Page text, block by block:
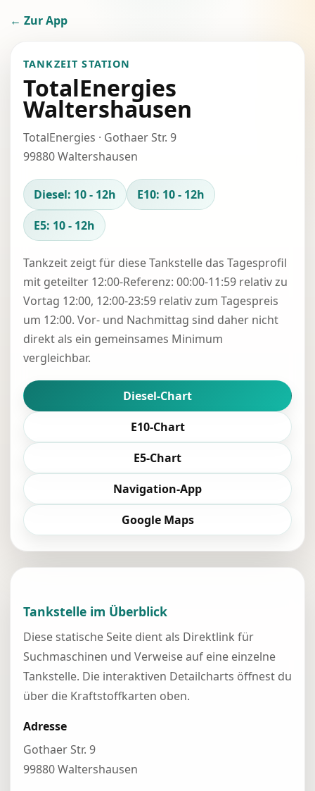
← Zur App
TANKZEIT STATION
TotalEnergies
Waltershausen
TotalEnergies · Gothaer Str. 9
99880 Waltershausen
Diesel: 10 - 12h
E10: 10 - 12h
E5: 10 - 12h
Tankzeit zeigt für diese Tankstelle das Tagesprofil
mit geteilter 12:00-Referenz: 00:00-11:59 relativ zu
Vortag 12:00, 12:00-23:59 relativ zum Tagespreis
um 12:00. Vor- und Nachmittag sind daher nicht
direkt als ein gemeinsames Minimum
vergleichbar.
Diesel-Chart
E10-Chart
E5-Chart
Navigation-App
Google Maps
Tankstelle im Überblick
Diese statische Seite dient als Direktlink für
Suchmaschinen und Verweise auf eine einzelne
Tankstelle. Die interaktiven Detailcharts öffnest du
über die Kraftstoffkarten oben.
Adresse
Gothaer Str. 9
99880 Waltershausen